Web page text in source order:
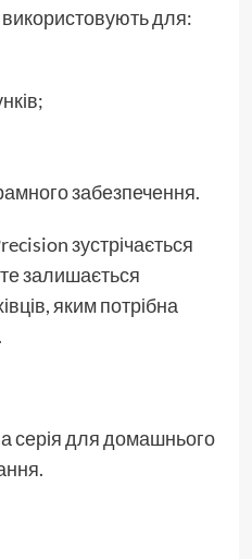
використовують для:
забезпечення.
зустрічається
залишається
яким потрібна
серія для домашнього